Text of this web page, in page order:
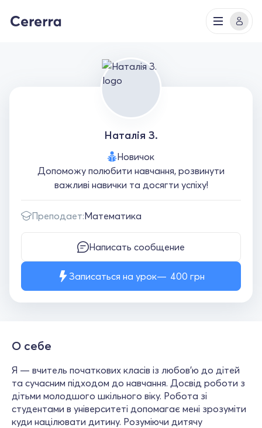
Наталія З.
Новичок
Допоможу полюбити навчання, розвинути
важливі навички та досягти успіху!
Преподает:Математика
Написать сообщение
Записаться на урок 400 грн
О себе
Я — вчитель початкових класів із любов’ю до дітей
та сучасним підходом до навчання. Досвід роботи з
дітьми молодшого шкільного віку. Робота зі
студентами в університеті допомагає мені зрозуміти
куди націлювати дитину. Розуміючи дитячу